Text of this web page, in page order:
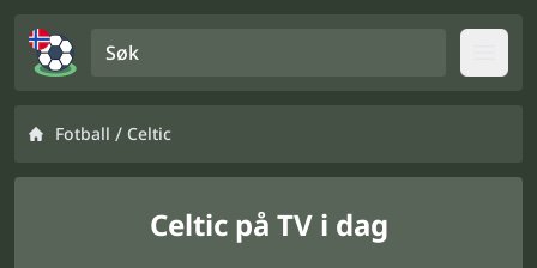
Fotball / Celtic
Celtic på TV i dag